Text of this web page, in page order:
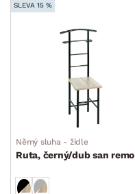
SLEVA 15 %
Němý sluha - židle
Ruta, černý/dub san remo